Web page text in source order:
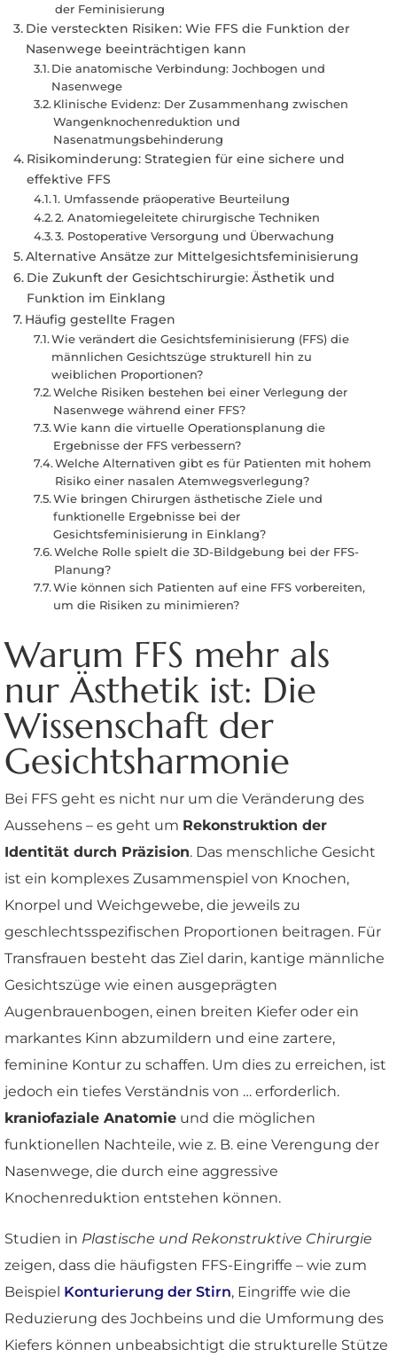
der Feminisierung
Die versteckten Risiken: Wie FFS die Funktion der
Nasenwege beeinträchtigen kann
Die anatomische Verbindung: Jochbogen und
Nasenwege
Klinische Evidenz: Der Zusammenhang zwischen
Wangenknochenreduktion und
Nasenatmungsbehinderung
Risikominderung: Strategien für eine sichere und
effektive FFS
1. Umfassende präoperative Beurteilung
2. Anatomiegeleitete chirurgische Techniken
3. Postoperative Versorgung und Überwachung
Alternative Ansätze zur Mittelgesichtsfeminisierung
Die Zukunft der Gesichtschirurgie: Ästhetik und
Funktion im Einklang
Häufig gestellte Fragen
Wie verändert die Gesichtsfeminisierung (FFS) die
männlichen Gesichtszüge strukturell hin zu
weiblichen Proportionen?
Welche Risiken bestehen bei einer Verlegung der
Nasenwege während einer FFS?
Wie kann die virtuelle Operationsplanung die
Ergebnisse der FFS verbessern?
Welche Alternativen gibt es für Patienten mit hohem
Risiko einer nasalen Atemwegsverlegung?
Wie bringen Chirurgen ästhetische Ziele und
funktionelle Ergebnisse bei der
Gesichtsfeminisierung in Einklang?
Welche Rolle spielt die 3D-Bildgebung bei der FFS-
Planung?
Wie können sich Patienten auf eine FFS vorbereiten,
um die Risiken zu minimieren?
Warum FFS mehr als
nur Ästhetik ist: Die
Wissenschaft der
Gesichtsharmonie
Bei FFS geht es nicht nur um die Veränderung des
Aussehens – es geht um Rekonstruktion der
Identität durch Präzision. Das menschliche Gesicht
ist ein komplexes Zusammenspiel von Knochen,
Knorpel und Weichgewebe, die jeweils zu
geschlechtsspezifischen Proportionen beitragen. Für
Transfrauen besteht das Ziel darin, kantige männliche
Gesichtszüge wie einen ausgeprägten
Augenbrauenbogen, einen breiten Kiefer oder ein
markantes Kinn abzumildern und eine zartere,
feminine Kontur zu schaffen. Um dies zu erreichen, ist
jedoch ein tiefes Verständnis von … erforderlich.
kraniofaziale Anatomie und die möglichen
funktionellen Nachteile, wie z. B. eine Verengung der
Nasenwege, die durch eine aggressive
Knochenreduktion entstehen können.
Studien in Plastische und Rekonstruktive Chirurgie
zeigen, dass die häufigsten FFS-Eingriffe – wie zum
Beispiel Konturierung der Stirn, Eingriffe wie die
Reduzierung des Jochbeins und die Umformung des
Kiefers können unbeabsichtigt die strukturelle Stütze